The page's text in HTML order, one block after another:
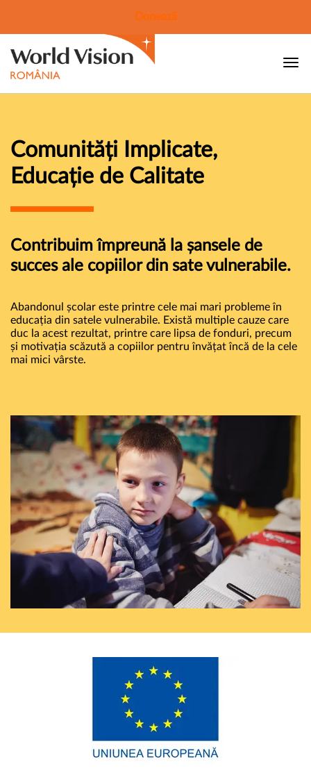
Donează
Comunități Implicate,
Educație de Calitate
Contribuim împreună la șansele de
succes ale copiilor din sate vulnerabile.
Abandonul școlar este printre cele mai mari probleme în
educația din satele vulnerabile. Există multiple cauze care
duc la acest rezultat, printre care lipsa de fonduri, precum
și motivația scăzută a copiilor pentru învățat încă de la cele
mai mici vârste.